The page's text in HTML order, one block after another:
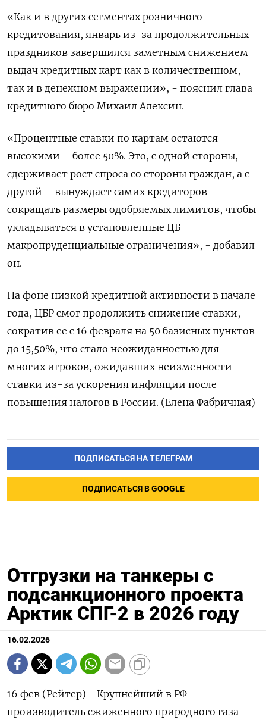
«Как и ​в других сегментах розничного
кредитования, январь из-за продолжительных
праздников завершился заметным снижением
выдач кредитных карт как в количественном,
так и в денежном выражении», - пояснил глава
кредитного бюро Михаил Алексин.
«Процентные ставки по картам остаются
высокими – более 50%. Это, с одной стороны,
сдерживает рост спроса со стороны граждан, а с
другой – ​вынуждает самих кредиторов
⁠сокращать размеры одобряемых лимитов, чтобы
укладываться в установленные ЦБ
макропруденциальные ограничения», - добавил
он.
На фоне низкой кредитной активности ‌в начале
года, ЦБР смог продолжить снижение ставки,
сократив ее с ‌16 февраля на 50 базисных пунктов
до 15,50%, что стало неожиданностью ​для
многих игроков, ожидавших неизменности
ставки из-за ускорения ‌инфляции после
повышения налогов в России. (Елена Фабричная)
ПОДПИСАТЬСЯ НА ТЕЛЕГРАМ
ПОДПИСАТЬСЯ В GOOGLE
Отгрузки на танкеры с
подсанкционного проекта
Арктик СПГ-2 в 2026 году
16.02.2026
16 фев (Рейтер) - Крупнейший в РФ
производитель сжиженного природного газа